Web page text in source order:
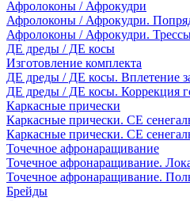
Афролоконы / Афрокудри
Афролоконы / Афрокудри.
Афролоконы / Афрокудри.
ДЕ дреды / ДЕ косы
Изготовление комплекта
ДЕ дреды / ДЕ косы. Вплетение
ДЕ дреды / ДЕ косы. Коррекция
Каркасные прически
Каркасные прически. СЕ
Каркасные прически. СЕ
Точечное афронаращивание
Точечное афронаращивание.
Точечное афронаращивание.
Брейды